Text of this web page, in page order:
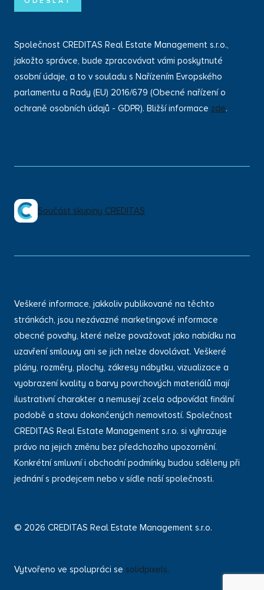
Společnost CREDITAS Real Estate Management s.r.o.,
jakožto správce, bude zpracovávat vámi poskytnuté
osobní údaje, a to v souladu s Nařízením Evropského
parlamentu a Rady (EU) 2016/679 (Obecné nařízení o
ochraně osobních údajů - GDPR). Bližší informace zde.
Součást skupiny CREDITAS
Veškeré informace, jakkoliv publikované na těchto
stránkách, jsou nezávazné marketingové informace
obecné povahy, které nelze považovat jako nabídku na
uzavření smlouvy ani se jich nelze dovolávat. Veškeré
plány, rozměry, plochy, zákresy nábytku, vizualizace a
vyobrazení kvality a barvy povrchových materiálů mají
ilustrativní charakter a nemusejí zcela odpovídat finální
podobě a stavu dokončených nemovitostí. Společnost
CREDITAS Real Estate Management s.r.o. si vyhrazuje
právo na jejich změnu bez předchozího upozornění.
Konkrétní smluvní i obchodní podmínky budou sděleny při
jednání s prodejcem nebo v sídle naší společnosti.
© 2026 CREDITAS Real Estate Management s.r.o.
Vytvořeno ve spolupráci se solidpixels.